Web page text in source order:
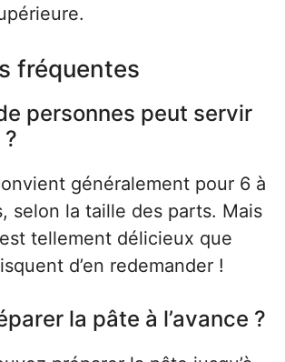
fréquentes
personnes peut servir
généralement pour 6 à
selon la taille des parts. Mais
tellement délicieux que
d’en redemander !
la pâte à l’avance ?